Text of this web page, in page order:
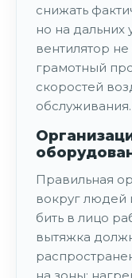
снижать
но на дальних
вентилятор
грамотный
скоростей
обслуживания.
Правильная
вокруг людей
бить в лицо
вытяжка